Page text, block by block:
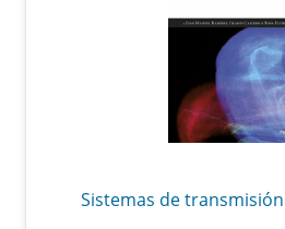
Sistemas de transmisión